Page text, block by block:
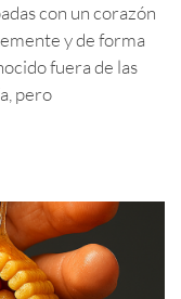
con un corazón
y de forma
fuera de las
pero